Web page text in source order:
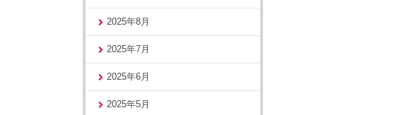
2025年8月
2025年7月
2025年6月
2025年5月